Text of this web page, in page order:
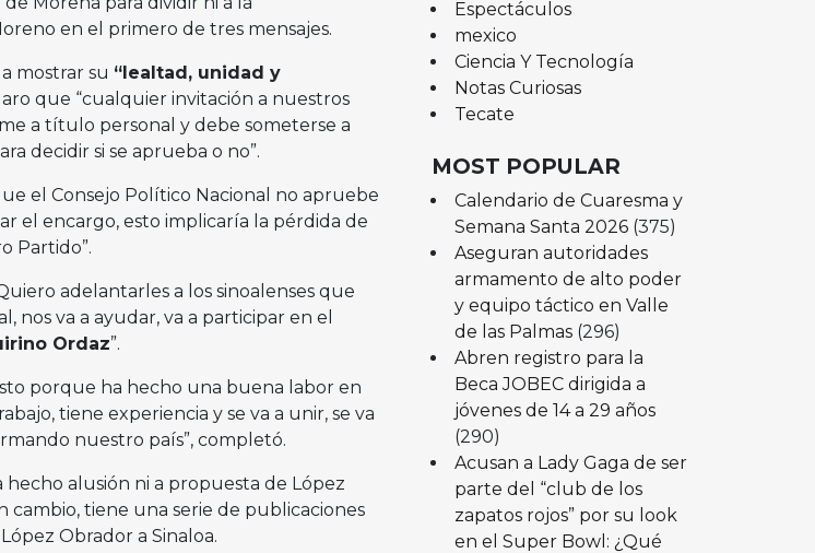
en el primero de tres mensajes.
mostrar su “lealtad, unidad y
que “cualquier invitación a nuestros
a título personal y debe someterse a
decidir si se aprueba o no”.
el Consejo Político Nacional no apruebe
el encargo, esto implicaría la pérdida de
Partido”.
adelantarles a los sinoalenses que
nos va a ayudar, va a participar en el
Ordaz”.
porque ha hecho una buena labor en
tiene experiencia y se va a unir, se va
nuestro país”, completó.
alusión ni a propuesta de López
cambio, tiene una serie de publicaciones
Obrador a Sinaloa.
Espectáculos
mexico
Ciencia Y Tecnología
Notas Curiosas
Tecate
MOST POPULAR
Calendario de Cuaresma y
Semana Santa 2026 (375)
Aseguran autoridades
armamento de alto poder
y equipo táctico en Valle
de las Palmas (296)
Abren registro para la
Beca JOBEC dirigida a
jóvenes de 14 a 29 años
(290)
Acusan a Lady Gaga de ser
parte del “club de los
zapatos rojos” por su look
en el Super Bowl: ¿Qué